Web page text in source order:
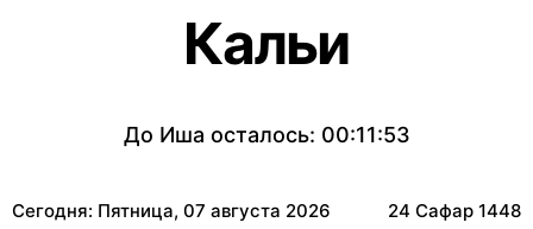
Кальи
До Иша осталось: 00:11:53
Сегодня: Пятница, 07 августа 2026 24 Сафар 1448